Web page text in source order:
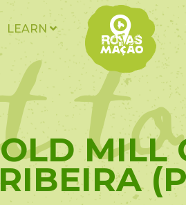
LEARN
MILL
RIBEIRA